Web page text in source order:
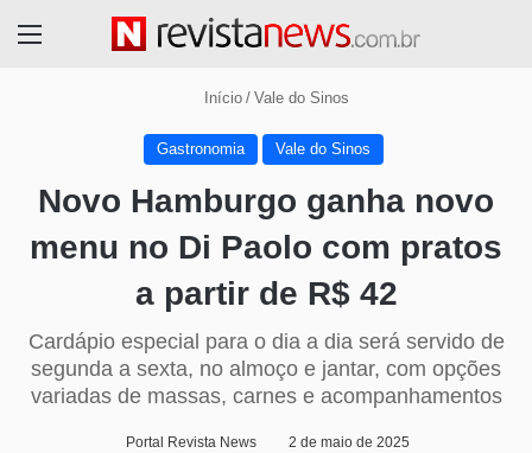
Início / Vale do Sinos
Gastronomia Vale do Sinos
Novo Hamburgo ganha novo
menu no Di Paolo com pratos
a partir de R$ 42
Cardápio especial para o dia a dia será servido de
segunda a sexta, no almoço e jantar, com opções
variadas de massas, carnes e acompanhamentos
Portal Revista News 2 de maio de 2025